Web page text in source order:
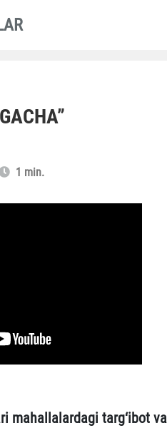
1 min.
mahallalardagi targ‘ibot va